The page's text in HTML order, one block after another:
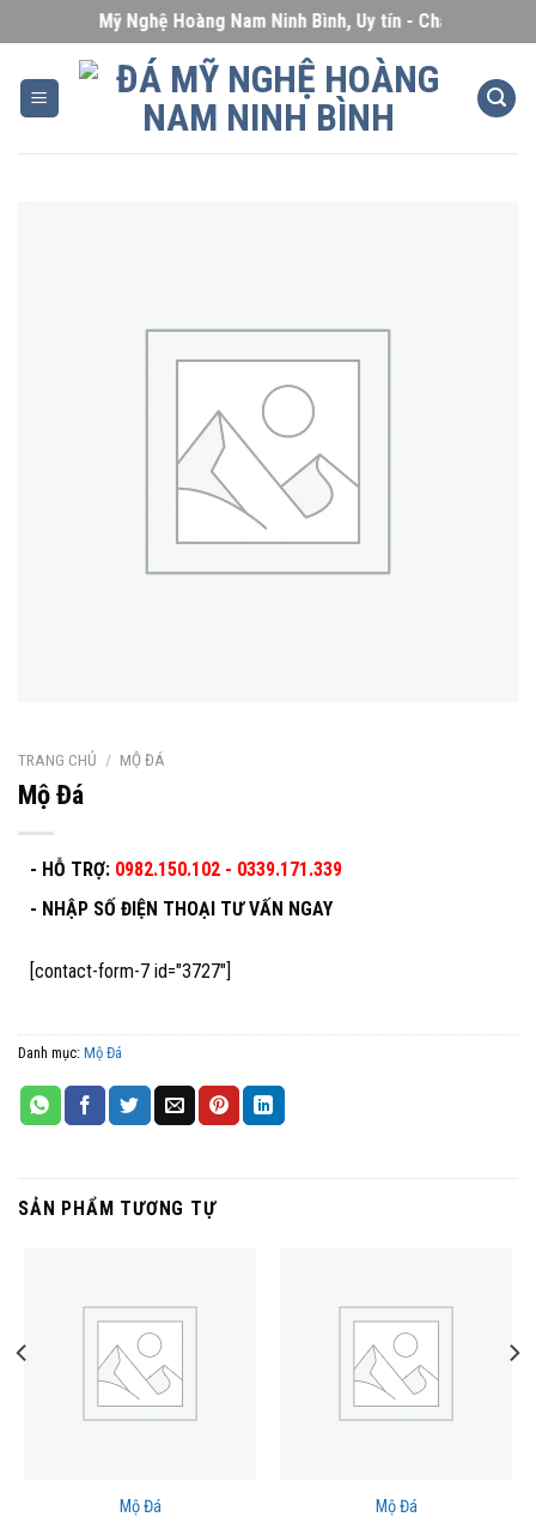
to
content
Đá Mỹ Nghệ Hoàng Nam Ninh Bình, Uy tín - Chất lượng -
TRANG CHỦ / MỘ ĐÁ
Mộ Đá
- HỖ TRỢ: 0982.150.102 - 0339.171.339
- NHẬP SỐ ĐIỆN THOẠI TƯ VẤN NGAY
[contact-form-7 id="3727"]
Danh mục: Mộ Đá
SẢN PHẨM TƯƠNG TỰ
Mộ Đá Mộ Đá